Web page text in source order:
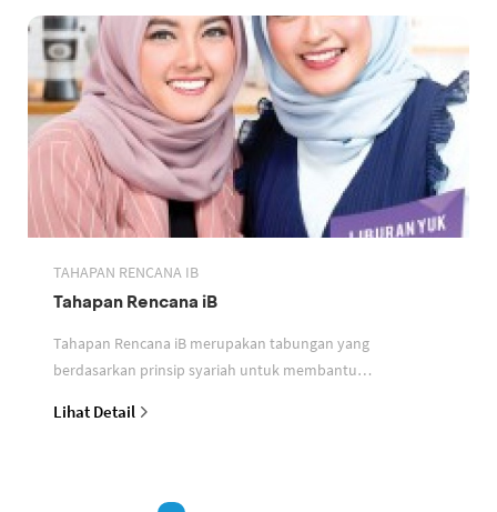
TAHAPAN RENCANA IB
Tahapan Rencana iB
Tahapan Rencana iB merupakan tabungan yang
berdasarkan prinsip syariah untuk membantu
Lihat Detail